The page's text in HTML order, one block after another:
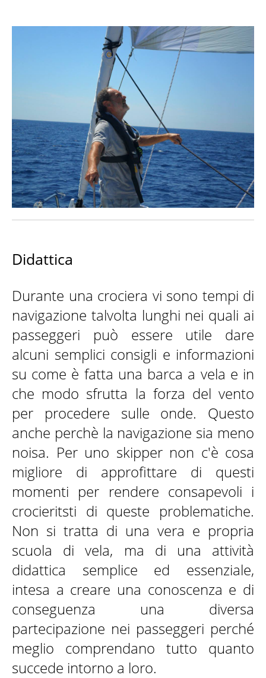
SKIPPER
GALLERY
CONTATTI
Didattica
Durante una crociera vi sono tempi di
navigazione talvolta lunghi nei quali ai
passeggeri può essere utile dare
alcuni semplici consigli e informazioni
su come è fatta una barca a vela e in
che modo sfrutta la forza del vento
per procedere sulle onde. Questo
anche perchè la navigazione sia meno
noisa. Per uno skipper non c'è cosa
migliore di approfittare di questi
momenti per rendere consapevoli i
crocieritsti di queste problematiche.
Non si tratta di una vera e propria
scuola di vela, ma di una attività
didattica semplice ed essenziale,
intesa a creare una conoscenza e di
conseguenza una diversa
partecipazione nei passeggeri perché
meglio comprendano tutto quanto
succede intorno a loro.